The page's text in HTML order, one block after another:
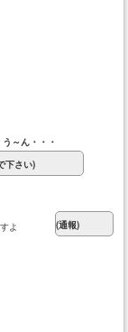
う～ん・・・
よ